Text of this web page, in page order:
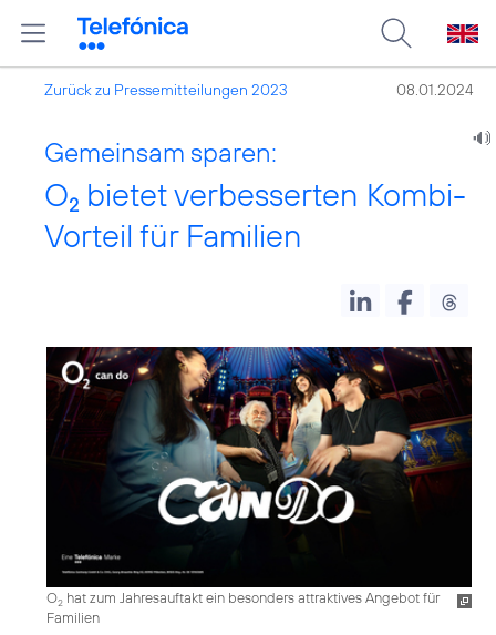
Zurück zu Pressemitteilungen 2023 08.01.2024
Gemeinsam sparen:
O2 bietet verbesserten Kombi-
Vorteil für Familien
O2 hat zum Jahresauftakt ein besonders attraktives Angebot für
Familien